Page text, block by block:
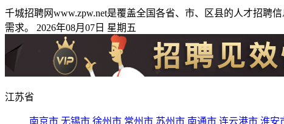
千城招聘网www.zpw.net是覆盖全国各省、市、区县的人才招聘
需求。 2026年08月07日 星期五
江苏省
南京市 无锡市 徐州市 常州市 苏州市 南通市 连云港市 淮安